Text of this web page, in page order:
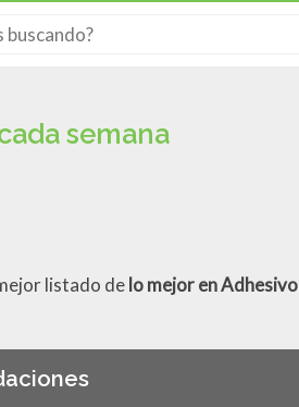
semana
listado delo mejor en Adhesivo